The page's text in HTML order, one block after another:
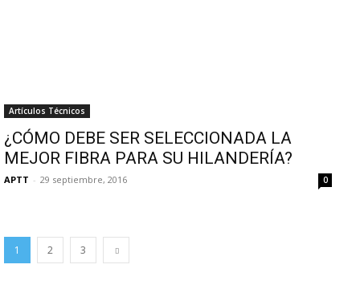
Artículos Técnicos
¿CÓMO DEBE SER SELECCIONADA LA
MEJOR FIBRA PARA SU HILANDERÍA?
APTT - 29 septiembre, 2016 0
1 2 3